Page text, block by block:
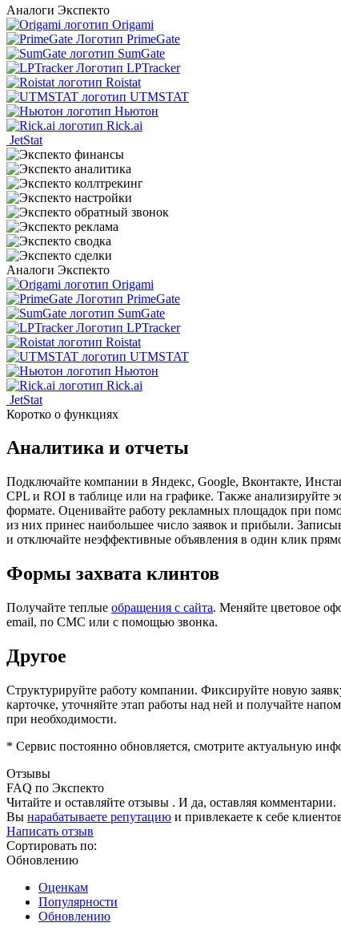
Аналоги Экспекто
Origami
PrimeGate
SumGate
LPTracker
Roistat
UTMSTAT
Ньютон
Rick.ai
JetStat
Аналоги Экспекто
Origami
PrimeGate
SumGate
LPTracker
Roistat
UTMSTAT
Ньютон
Rick.ai
JetStat
Коротко о функциях
Аналитика и отчеты
Подключайте компании в Яндекс, Google, Вконтакте,
CPL и ROI в таблице или на графике. Также анализируйте
формате. Оценивайте работу рекламных площадок при
из них принес наибольшее число заявок и прибыли.
и отключайте неэффективные объявления в один клик
Формы захвата клинтов
Получайте теплые обращения с сайта. Меняйте цветовое
email, по СМС или с помощью звонка.
Другое
Структурируйте работу компании. Фиксируйте новую
карточке, уточняйте этап работы над ней и получайте
при необходимости.
* Сервис постоянно обновляется, смотрите актуальную
Отзывы
FAQ по Экспекто
Читайте и оставляйте отзывы . И да, оставляя комментарии.
Вы нарабатываете репутацию и привлекаете к себе
Написать отзыв
Сортировать по:
Обновлению
Оценкам
Популярности
Обновлению